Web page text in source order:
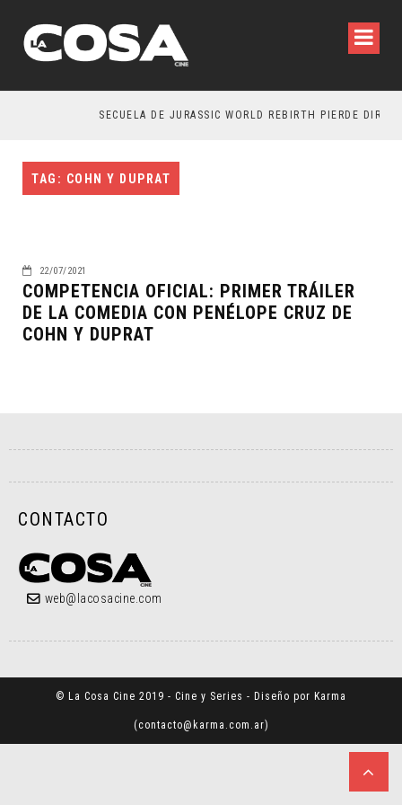
SECUELA DE JURASSIC WORLD REBIRTH PIERDE
TAG: COHN Y DUPRAT
22/07/2021
COMPETENCIA OFICIAL: PRIMER TRÁILER
DE LA COMEDIA CON PENÉLOPE CRUZ DE
COHN Y DUPRAT
CONTACTO
web@lacosacine.com
© La Cosa Cine 2019 - Cine y Series - Diseño por Karma
(contacto@karma.com.ar)